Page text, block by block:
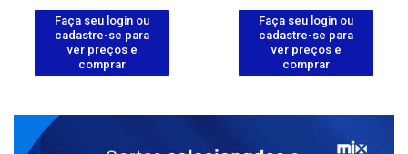
Faça seu login ou
cadastre-se para
ver preços e
comprar
Faça seu login ou
cadastre-se para
ver preços e
comprar